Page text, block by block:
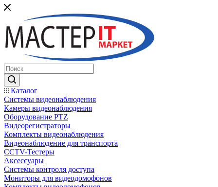
Каталог
Системы видеонаблюдения
Камеры видеонаблюдения
Оборудование PTZ
Видеорегистраторы
Комплекты видеонаблюдения
Видеонаблюдение для транспорта
CCTV-Тестеры
Аксессуары
Системы контроля доступа
Мониторы для видеодомофонов